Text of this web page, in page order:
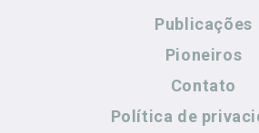
Publicações
Pioneiros
Contato
Política de